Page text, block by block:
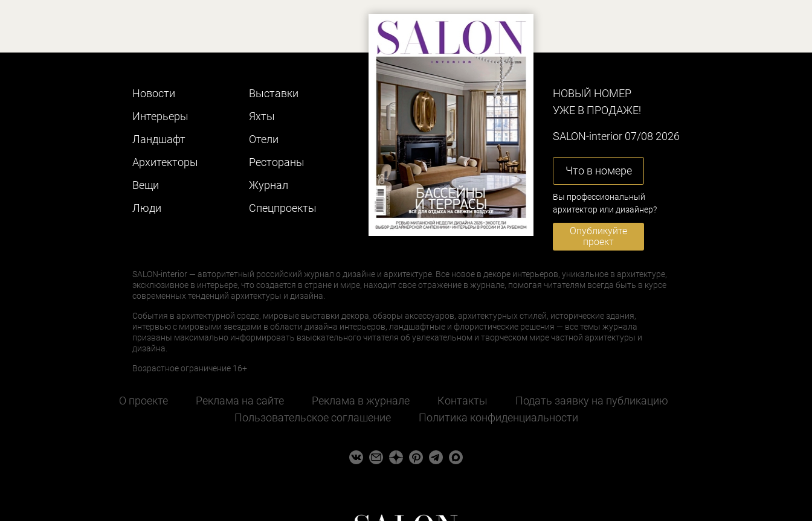
Новости
Интерьеры
Ландшафт
Архитекторы
Вещи
Люди
Выставки
Яхты
Отели
Рестораны
Журнал
Cпецпроекты
НОВЫЙ НОМЕР
УЖЕ В ПРОДАЖЕ!
SALON-interior 07/08 2026
Что в номере
Вы профессиональный
архитектор или дизайнер?
Опубликуйте
проект
SALON-interior — авторитетный российский журнал о дизайне и архитектуре. Все новое в декоре интерьеров, уникальное в архитектуре,
эксклюзивное в интерьере, что создается в стране и мире, находит свое отражение в журнале, помогая читателям всегда быть в курсе
современных тенденций архитектуры и дизайна.
События в архитектурной среде, мировые выставки декора, обзоры аксессуаров, архитектурных стилей, исторические здания,
интервью с мировыми звездами в области дизайна интерьеров, ландшафтные и флористические решения — все темы журнала
призваны максимально информировать взыскательного читателя об увлекательном и творческом мире частной архитектуры и
дизайна.
Возрастное ограничение 16+
О проекте Реклама на сайте Реклама в журнале Контакты
Подать заявку на публикацию
Пользовательское соглашение
Политика конфиденциальности